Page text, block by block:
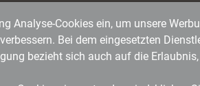
Analyse-Cookies ein, um unsere
Bei dem eingesetzten
bezieht sich auch auf die